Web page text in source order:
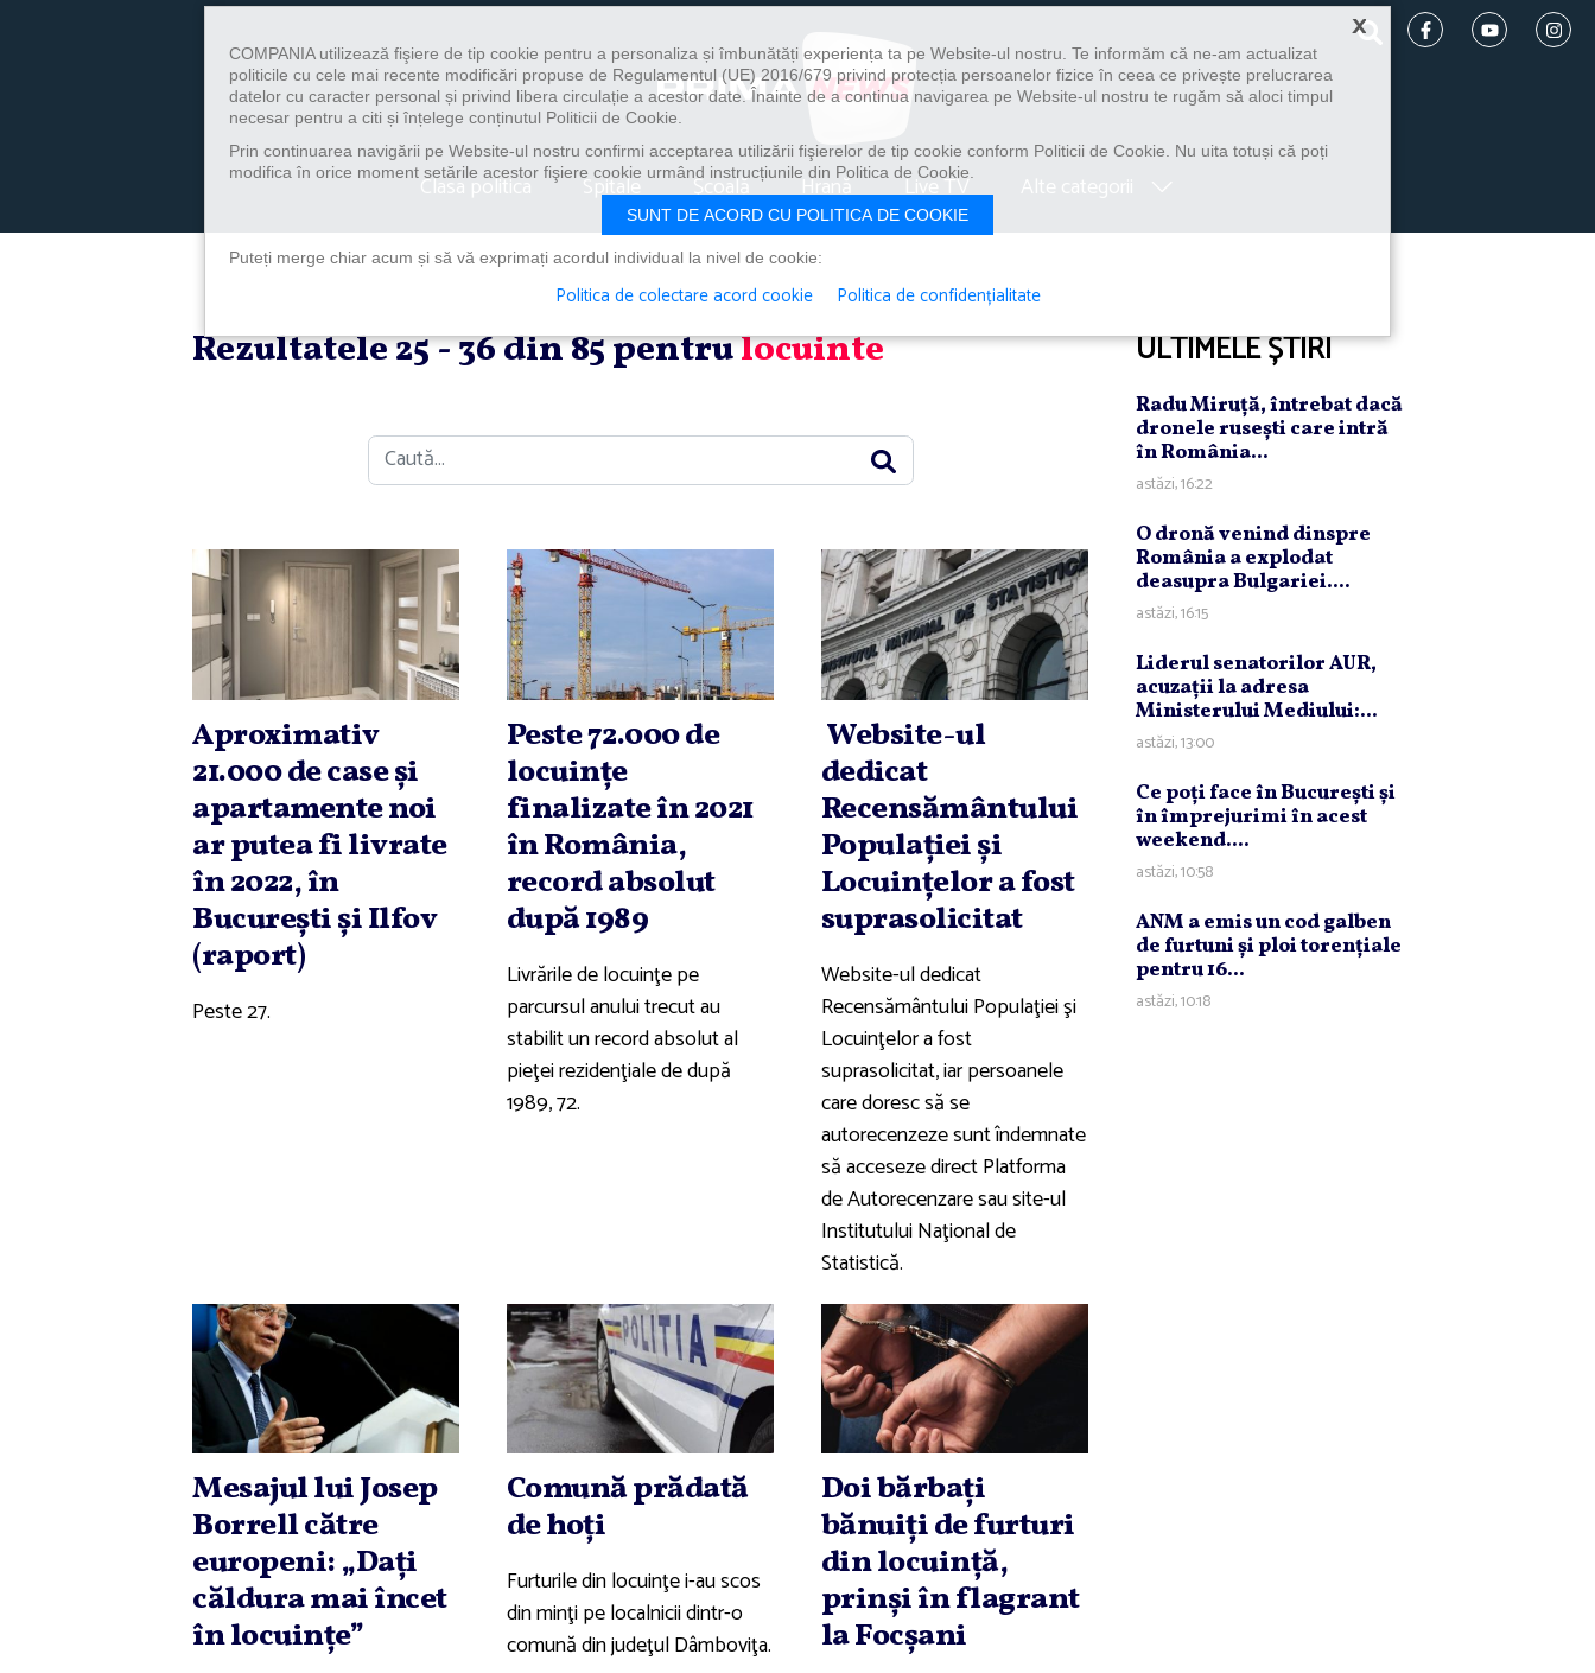
Clasa politica Spitale Școală Hrană Live TV
Rezultatele 25 - 36 din 85 pentrulocuinte
Caută
Aproximativ
21.000 de case şi
apartamente noi
ar putea fi livrate
în 2022, în
Bucureşti şi Ilfov
(raport)
Peste 27.
Peste 72.000 de
locuinţe
finalizate în 2021
în România,
record absolut
după 1989
Livrările de locuinţe pe
parcursul anului trecut au
stabilit un record absolut al
pieţei rezidenţiale de după
1989, 72.
Website-ul
dedicat
Recensământului
Populaţiei şi
Locuinţelor a fost
suprasolicitat
Website-ul dedicat
Recensământului Populaţiei şi
Locuinţelor a fost
suprasolicitat, iar persoanele
care doresc să se
autorecenzeze sunt îndemnate
să acceseze direct Platforma
de Autorecenzare sau site-ul
Institutului Naţional de
Statistică.
Mesajul lui Josep
Borrell către
europeni: „Daţi
căldura mai încet
în locuinţe”
Comună prădată
de hoţi
Furturile din locuinţe i-au scos
din minţi pe localnicii dintr-o
comună din judeţul Dâmboviţa.
Doi bărbaţi
bănuiţi de furturi
din locuinţă,
prinşi în flagrant
la Focşani
ULTIMELE ȘTIRI
Radu Miruţă, întrebat dacă
dronele ruseşti care intră
în România...
astăzi, 16:22
O dronă venind dinspre
România a explodat
deasupra Bulgariei....
astăzi, 16:15
Liderul senatorilor AUR,
acuzaţii la adresa
Ministerului Mediului:...
astăzi, 13:00
Ce poţi face în Bucureşti şi
în împrejurimi în acest
weekend....
astăzi, 10:58
ANM a emis un cod galben
de furtuni şi ploi torenţiale
pentru 16...
astăzi, 10:18
×
COMPANIA utilizează fişiere de tip cookie pentru a personaliza și îmbunătăți experiența ta pe Website-ul nostru. Te informăm că ne-am actualizat
politicile cu cele mai recente modificări propuse de Regulamentul (UE) 2016/679 privind protecția persoanelor fizice în ceea ce privește prelucrarea
datelor cu caracter personal și privind libera circulație a acestor date. Înainte de a continua navigarea pe Website-ul nostru te rugăm să aloci timpul
necesar pentru a citi și înțelege conținutul Politicii de Cookie.
Prin continuarea navigării pe Website-ul nostru confirmi acceptarea utilizării fişierelor de tip cookie conform Politicii de Cookie. Nu uita totuși că poți
modifica în orice moment setările acestor fişiere cookie urmând instrucțiunile din Politica de Cookie.
SUNT DE ACORD CU POLITICA DE COOKIE
Puteți merge chiar acum și să vă exprimați acordul individual la nivel de cookie:
Politica de colectare acord cookie Politica de confidențialitate